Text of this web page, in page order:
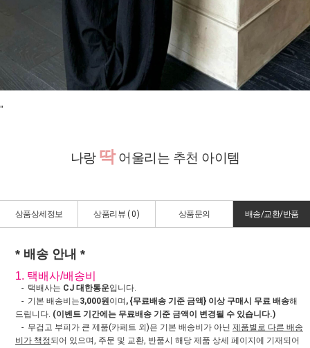
"
나랑 딱어울리는 추천 아이템
상품상세정보 상품리뷰 ( 0) 상품문의 배송/교환/반품
* 배송 안내 *
1. 택배사/배송비
- 택배사는 CJ 대한통운입니다.
- 기본 배송비는3,000원이며 , {무료배송 기준 금액} 이상 구매시 무료 배송해
드립니다. (이벤트 기간에는 무료배송 기준 금액이 변경될 수 있습니다.)
- 무겁고 부피가 큰 제품(카페트 외)은 기본 배송비가 아닌 제품별로 다른 배송
비가 책정되어 있으며, 주문 및 교환, 반품시 해당 제품 상세 페이지에 기재되어